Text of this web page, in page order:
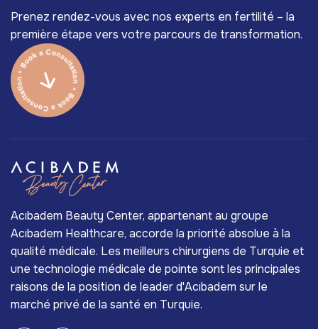
Prenez rendez-vous avec nos experts en fertilité – la
première étape vers votre parcours de transformation.
Acıbadem Beauty Center, appartenant au groupe
Acıbadem Healthcare, accorde la priorité absolue à la
qualité médicale. Les meilleurs chirurgiens de Turquie et
une technologie médicale de pointe sont les principales
raisons de la position de leader d'Acıbadem sur le
marché privé de la santé en Turquie.